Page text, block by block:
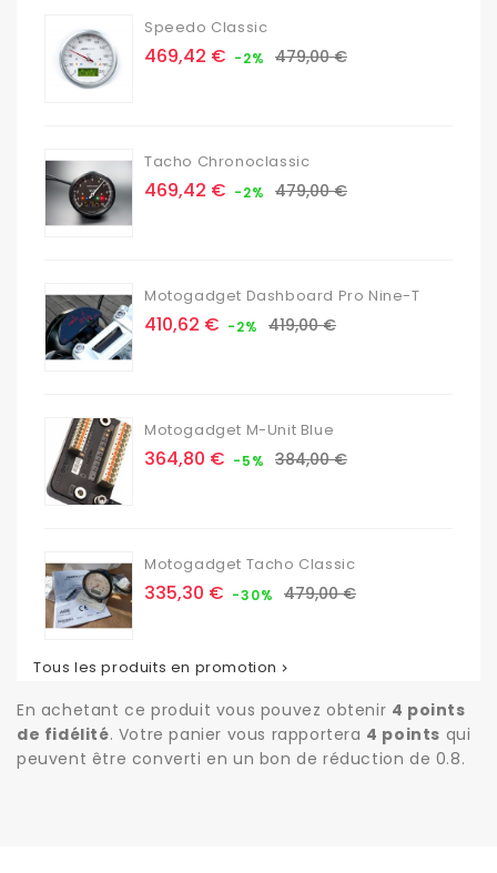
Speedo Classic
Prix
469,42 € -2% Prix
479,00 €
Tacho Chronoclassic
Prix
469,42 € -2% Prix
479,00 €
Motogadget Dashboard Pro Nine-T
Prix
410,62 € -2% Prix
419,00 €
Motogadget M-Unit Blue
Prix
364,80 € -5% Prix
384,00 €
Motogadget Tacho Classic
Prix
335,30 € -30% Prix
479,00 €
Tous les produits en promotion 
En achetant ce produit vous pouvez obtenir 4 points
de fidélité. Votre panier vous rapportera 4 points qui
peuvent être converti en un bon de réduction de 0.8.